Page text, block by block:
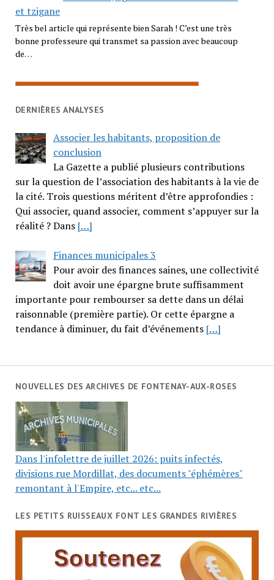
et tzigane
Très bel article qui représente bien Sarah ! C’est une très
bonne professeure qui transmet sa passion avec beaucoup
de…
DERNIÈRES ANALYSES
Associer les habitants, proposition de
conclusion
La Gazette a publié plusieurs contributions
sur la question de l’association des habitants à la vie de
la cité. Trois questions méritent d’être approfondies :
Qui associer, quand associer, comment s’appuyer sur la
réalité ? Dans […]
Finances municipales 3
Pour avoir des finances saines, une collectivité
doit avoir une épargne brute suffisamment
importante pour rembourser sa dette dans un délai
raisonnable (première partie). Or cette épargne a
tendance à diminuer, du fait d’événements […]
NOUVELLES DES ARCHIVES DE FONTENAY-AUX-ROSES
Dans l'infolettre de juillet 2026: puits infectés,
divisions rue Mordillat, des documents "éphémères"
remontant à l'Empire, etc... etc...
LES PETITS RUISSEAUX FONT LES GRANDES RIVIÈRES